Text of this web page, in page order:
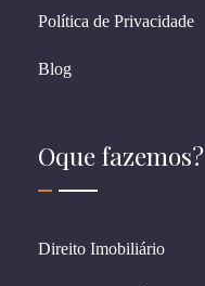
Política de Privacidade
Blog
Oque fazemos?
Direito Imobiliário